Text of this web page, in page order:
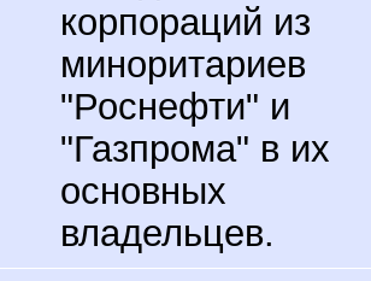
корпораций из
миноритариев
"Роснефти" и
"Газпрома" в их
основных
владельцев.